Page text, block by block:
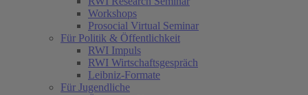
Workshops
Prosocial Virtual Seminar
Für Politik & Öffentlichkeit
RWI Impuls
RWI Wirtschaftsgespräch
Leibniz-Formate
Für Jugendliche